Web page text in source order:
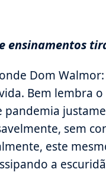
ensinamentos
Dom
Bem lembra
pandemia
sem
este
a